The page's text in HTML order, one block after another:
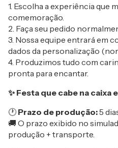
1. Escolha a experiência que
comemoração.
2. Faça seu pedido
3. Nossa equipe entrará em
dados da personalização
4. Produzimos tudo com
pronta para encantar.
✨ Festa que cabe na
🕐 Prazo de produção:5
🚚 O prazo exibido no
produção + transporte.